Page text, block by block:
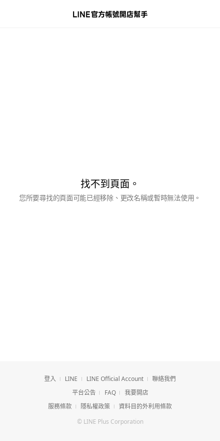
找不到頁面。
您所要尋找的頁面可能已經移除、更改名稱或暫時無法使用。
登入 LINE LINE Official Account
聯絡我們
平台公告
FAQ
我要開店
服務條款
隱私權政策
資料目的外利用條款
© LINE Plus Corporation